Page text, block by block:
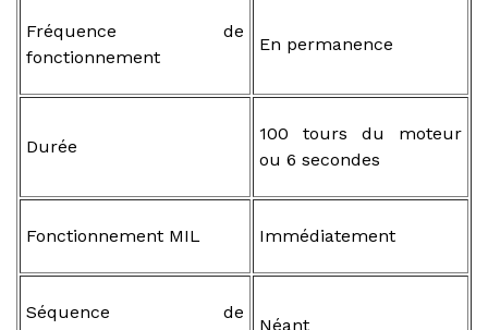
Fréquence de
fonctionnement
En permanence
Durée
100 tours du moteur
ou 6 secondes
Fonctionnement MIL Immédiatement
Séquence de
Néant